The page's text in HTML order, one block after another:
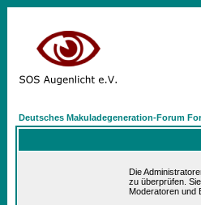
Deutsches Makuladegeneration-Forum
Die
zu überprüfen.
Moderatoren und